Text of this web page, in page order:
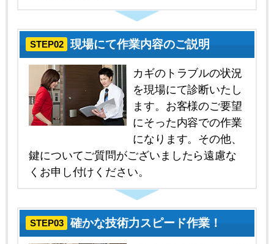
STEP02 現場にて作業内容のご説明
カギのトラブルの状況
を現場にて診断いたし
ます。お客様のご要望
にそった内容での作業
になります。その他、
鍵についてご質問がございましたら遠慮な
くお申し付けください。
STEP03 確かな技術力スピード作業！